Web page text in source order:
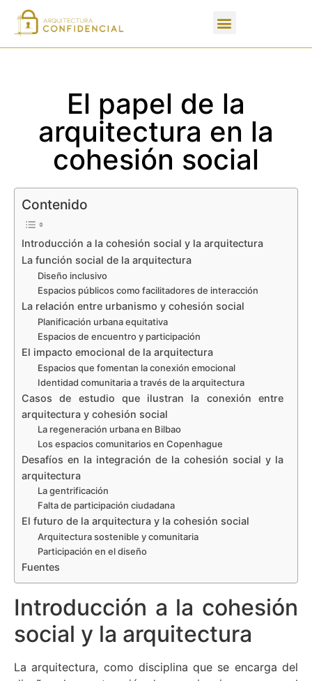
El papel de la
arquitectura en la
cohesión social
Contenido
Introducción a la cohesión social y la arquitectura
La función social de la arquitectura
Diseño inclusivo
Espacios públicos como facilitadores de interacción
La relación entre urbanismo y cohesión social
Planificación urbana equitativa
Espacios de encuentro y participación
El impacto emocional de la arquitectura
Espacios que fomentan la conexión emocional
Identidad comunitaria a través de la arquitectura
Casos de estudio que ilustran la conexión entre
arquitectura y cohesión social
La regeneración urbana en Bilbao
Los espacios comunitarios en Copenhague
Desafíos en la integración de la cohesión social y la
arquitectura
La gentrificación
Falta de participación ciudadana
El futuro de la arquitectura y la cohesión social
Arquitectura sostenible y comunitaria
Participación en el diseño
Fuentes
Introducción a la cohesión
social y la arquitectura
La arquitectura, como disciplina que se encarga del